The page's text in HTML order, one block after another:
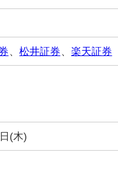
、松井証券 、楽天証券
(木)